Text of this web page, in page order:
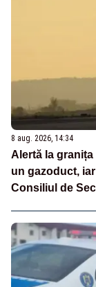
8 aug. 2026, 14:34
Alertă la
un gazoduct,
Consiliul de